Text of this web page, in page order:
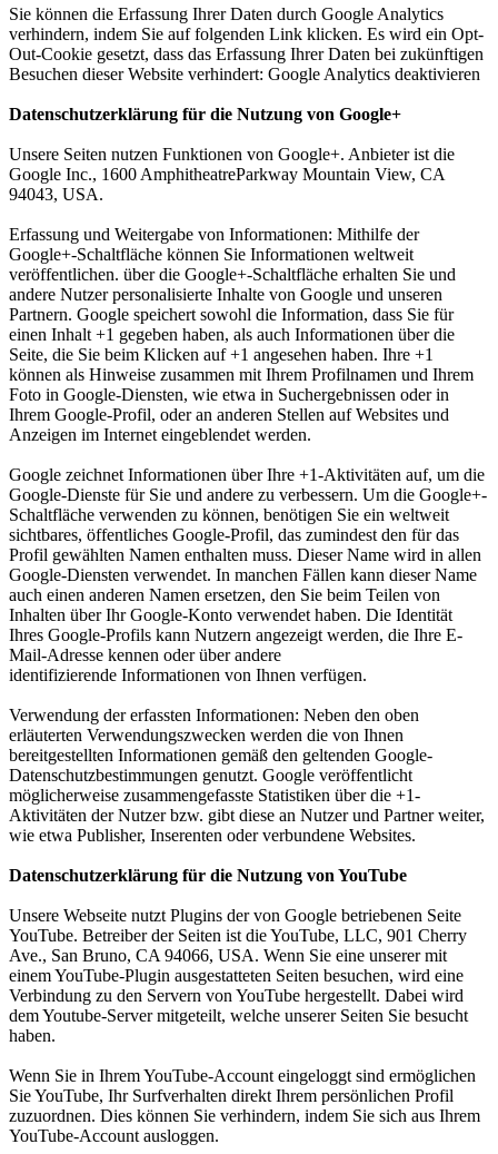
Sie können die Erfassung Ihrer Daten durch Google Analytics
verhindern, indem Sie auf folgenden Link klicken. Es wird ein Opt-
Out-Cookie gesetzt, dass das Erfassung Ihrer Daten bei zukünftigen
Besuchen dieser Website verhindert: Google Analytics deaktivieren
Datenschutzerklärung für die Nutzung von Google+
Unsere Seiten nutzen Funktionen von Google+. Anbieter ist die
Google Inc., 1600 AmphitheatreParkway Mountain View, CA
94043, USA.
Erfassung und Weitergabe von Informationen: Mithilfe der
Google+-Schaltfläche können Sie Informationen weltweit
veröffentlichen. über die Google+-Schaltfläche erhalten Sie und
andere Nutzer personalisierte Inhalte von Google und unseren
Partnern. Google speichert sowohl die Information, dass Sie für
einen Inhalt +1 gegeben haben, als auch Informationen über die
Seite, die Sie beim Klicken auf +1 angesehen haben. Ihre +1
können als Hinweise zusammen mit Ihrem Profilnamen und Ihrem
Foto in Google-Diensten, wie etwa in Suchergebnissen oder in
Ihrem Google-Profil, oder an anderen Stellen auf Websites und
Anzeigen im Internet eingeblendet werden.
Google zeichnet Informationen über Ihre +1-Aktivitäten auf, um die
Google-Dienste für Sie und andere zu verbessern. Um die Google+-
Schaltfläche verwenden zu können, benötigen Sie ein weltweit
sichtbares, öffentliches Google-Profil, das zumindest den für das
Profil gewählten Namen enthalten muss. Dieser Name wird in allen
Google-Diensten verwendet. In manchen Fällen kann dieser Name
auch einen anderen Namen ersetzen, den Sie beim Teilen von
Inhalten über Ihr Google-Konto verwendet haben. Die Identität
Ihres Google-Profils kann Nutzern angezeigt werden, die Ihre E-
Mail-Adresse kennen oder über andere
identifizierende Informationen von Ihnen verfügen.
Verwendung der erfassten Informationen: Neben den oben
erläuterten Verwendungszwecken werden die von Ihnen
bereitgestellten Informationen gemäß den geltenden Google-
Datenschutzbestimmungen genutzt. Google veröffentlicht
möglicherweise zusammengefasste Statistiken über die +1-
Aktivitäten der Nutzer bzw. gibt diese an Nutzer und Partner weiter,
wie etwa Publisher, Inserenten oder verbundene Websites.
Datenschutzerklärung für die Nutzung von YouTube
Unsere Webseite nutzt Plugins der von Google betriebenen Seite
YouTube. Betreiber der Seiten ist die YouTube, LLC, 901 Cherry
Ave., San Bruno, CA 94066, USA. Wenn Sie eine unserer mit
einem YouTube-Plugin ausgestatteten Seiten besuchen, wird eine
Verbindung zu den Servern von YouTube hergestellt. Dabei wird
dem Youtube-Server mitgeteilt, welche unserer Seiten Sie besucht
haben.
Wenn Sie in Ihrem YouTube-Account eingeloggt sind ermöglichen
Sie YouTube, Ihr Surfverhalten direkt Ihrem persönlichen Profil
zuzuordnen. Dies können Sie verhindern, indem Sie sich aus Ihrem
YouTube-Account ausloggen.